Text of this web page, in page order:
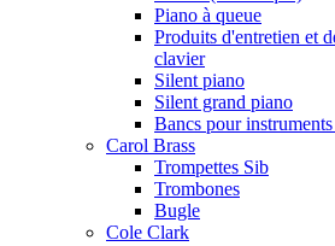
Piano à queue
Produits d'entretien et
clavier
Silent piano
Silent grand piano
Bancs pour
Carol Brass
Trompettes Sib
Trombones
Bugle
Cole Clark